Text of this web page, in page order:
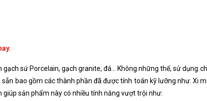
sứ Porcelain, gạch granite, đá… Không những thế, sử dụng
bao gồm các thành phần đã được tính toán kỹ lưỡng như. Xi
sản phẩm này có nhiều tính năng vượt trội như: